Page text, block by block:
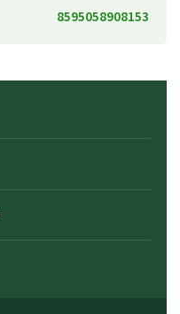
8595058908153